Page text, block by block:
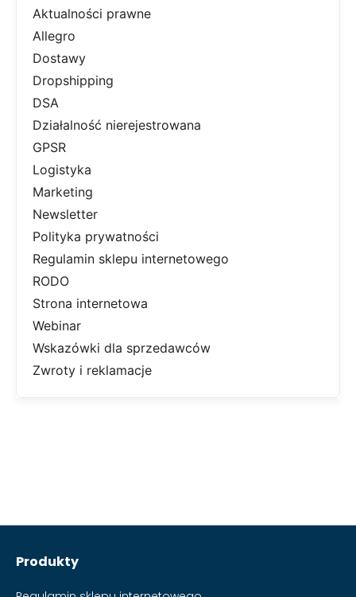
Aktualności prawne
Allegro
Dostawy
Dropshipping
DSA
Działalność nierejestrowana
GPSR
Logistyka
Marketing
Newsletter
Polityka prywatności
Regulamin sklepu internetowego
RODO
Strona internetowa
Webinar
Wskazówki dla sprzedawców
Zwroty i reklamacje
Produkty